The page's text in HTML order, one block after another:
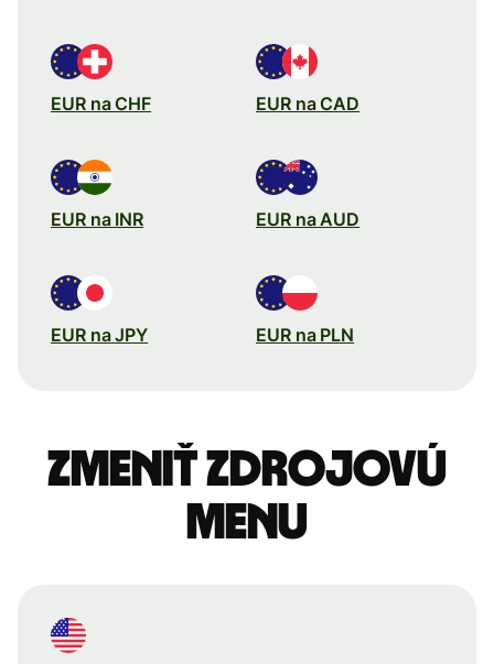
EUR na CHF EUR na CAD
EUR na INR EUR na AUD
EUR na JPY EUR na PLN
Zmeniť zdrojovú
menu